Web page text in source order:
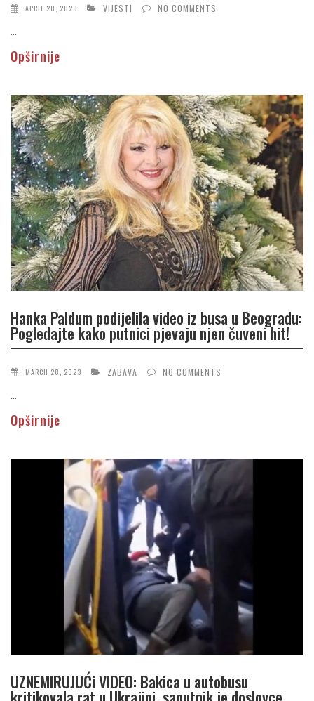
APRIL 28, 2023 VIJESTI NO COMMENTS
...
Opširnije
Hanka Paldum podijelila video iz busa u Beogradu:
Pogledajte kako putnici pjevaju njen čuveni hit!
MARCH 28, 2023 ZABAVA NO COMMENTS
...
Opširnije
UZNEMIRUJUĆi VIDEO: Bakica u autobusu